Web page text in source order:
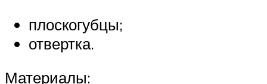
плоскогубцы;
отвертка.
Материалы: